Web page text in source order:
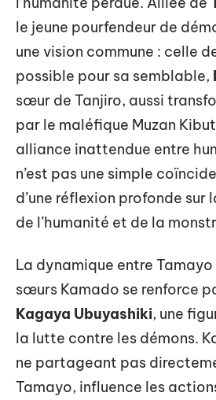
le jeune pourfendeur de
une vision commune : celle
possible pour sa semblable,
sœur de Tanjiro, aussi
par le maléfique Muzan
alliance inattendue entre
n’est pas une simple
d’une réflexion profonde sur
de l’humanité et de la
La dynamique entre
sœurs Kamado se renforce
Kagaya Ubuyashiki, une
la lutte contre les démons.
ne partageant pas
Tamayo, influence les